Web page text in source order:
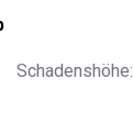
Schadenshöhe: